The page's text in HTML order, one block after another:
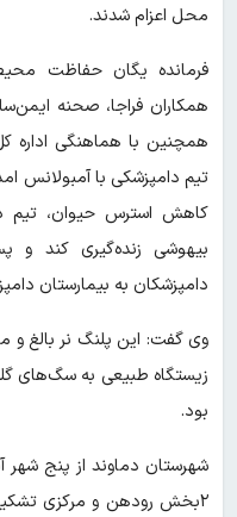
محل اعزام شدند.
فرمانده یگان حفاظت
همکاران فراجا، صحنه
همچنین با هماهنگی
تیم دامپزشکی با آمبولانس
کاهش استرس حیوان، تیم
بیهوشی زنده‌گیری کند
دامپزشکان به بیمارستان
وی گفت: این پلنگ نر بالغ و
زیستگاه طبیعی به سگ‌های
بود.
شهرستان دماوند از پنج شهر
۲بخش رودهن و مرکزی